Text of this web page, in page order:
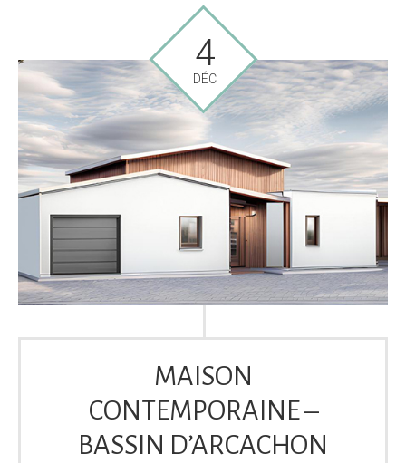
4
DÉC
MAISON
CONTEMPORAINE –
BASSIN D’ARCACHON